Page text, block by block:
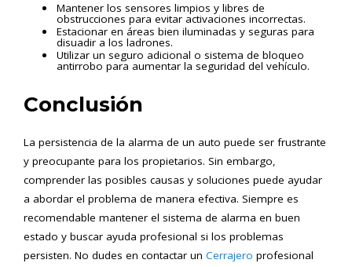
Mantener los sensores limpios y libres de
obstrucciones para evitar activaciones incorrectas.
Estacionar en áreas bien iluminadas y seguras para
disuadir a los ladrones.
Utilizar un seguro adicional o sistema de bloqueo
antirrobo para aumentar la seguridad del vehículo.
Conclusión
La persistencia de la alarma de un auto puede ser frustrante
y preocupante para los propietarios. Sin embargo,
comprender las posibles causas y soluciones puede ayudar
a abordar el problema de manera efectiva. Siempre es
recomendable mantener el sistema de alarma en buen
estado y buscar ayuda profesional si los problemas
persisten. No dudes en contactar un Cerrajero profesional